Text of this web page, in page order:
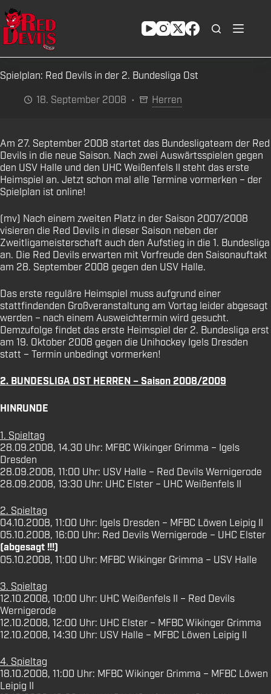
Zum
Inhalt
springen
Spielplan: Red Devils in der 2. Bundesliga Ost
18. September 2008
Herren
Am 27. September 2008 startet das Bundesligateam der Red
Devils in die neue Saison. Nach zwei Auswärtsspielen gegen
den USV Halle und den UHC Weißenfels II steht das erste
Heimspiel an. Jetzt schon mal alle Termine vormerken – der
Spielplan ist online!
(mv) Nach einem zweiten Platz in der Saison 2007/2008
visieren die Red Devils in dieser Saison neben der
Zweitligameisterschaft auch den Aufstieg in die 1. Bundesliga
an. Die Red Devils erwarten mit Vorfreude den Saisonauftakt
am 28. September 2008 gegen den USV Halle.
Das erste reguläre Heimspiel muss aufgrund einer
stattfindenden Großveranstaltung am Vortag leider abgesagt
werden – nach einem Ausweichtermin wird gesucht.
Demzufolge findet das erste Heimspiel der 2. Bundesliga erst
am 19. Oktober 2008 gegen die Unihockey Igels Dresden
statt – Termin unbedingt vormerken!
2. BUNDESLIGA OST HERREN – Saison 2008/2009
HINRUNDE
1. Spieltag
28.09.2008, 14.30 Uhr: MFBC Wikinger Grimma – Igels
Dresden
28.09.2008, 11:00 Uhr: USV Halle – Red Devils Wernigerode
28.09.2008, 13:30 Uhr: UHC Elster – UHC Weißenfels II
2. Spieltag
04.10.2008, 11:00 Uhr: Igels Dresden – MFBC Löwen Leipig II
05.10.2008, 16:00 Uhr: Red Devils Wernigerode – UHC Elster
(abgesagt !!!)
05.10.2008, 11:00 Uhr: MFBC Wikinger Grimma – USV Halle
3. Spieltag
12.10.2008, 10:00 Uhr: UHC Weißenfels II – Red Devils
Wernigerode
12.10.2008, 12:00 Uhr: UHC Elster – MFBC Wikinger Grimma
12.10.2008, 14:30 Uhr: USV Halle – MFBC Löwen Leipig II
4. Spieltag
18.10.2008, 11:00 Uhr: MFBC Wikinger Grimma – MFBC Löwen
Leipig II